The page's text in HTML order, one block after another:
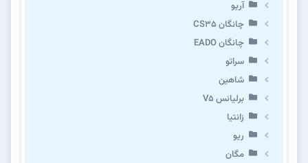
آریو
چانگان CS35
چانگان EADO
سراتو
شاهین
برلیانس V5
زانتیا
ریو
مگان